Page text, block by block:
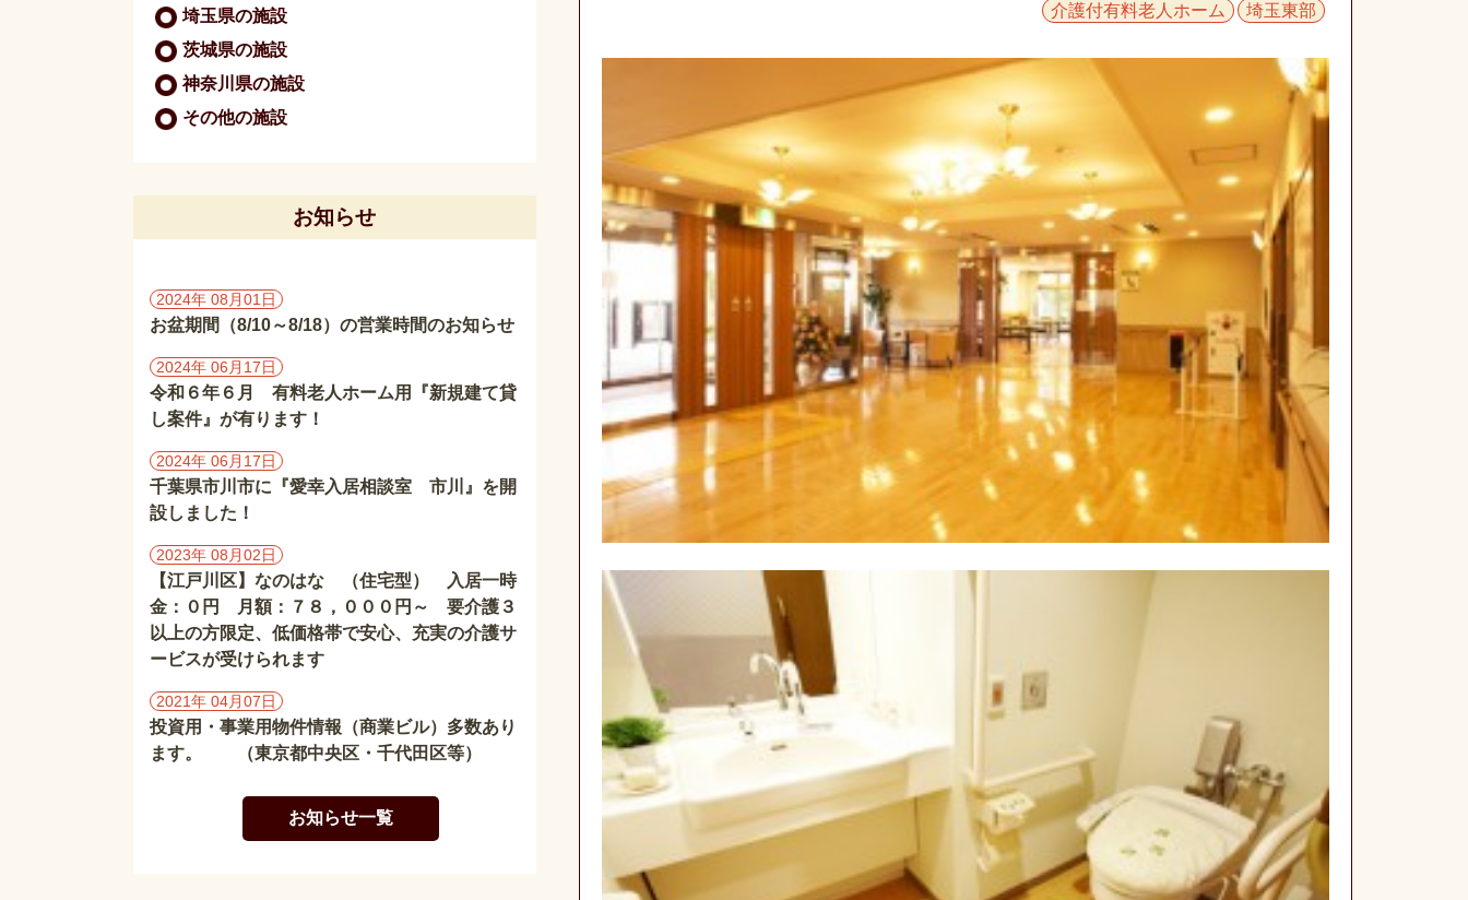
介護付有料老人ホーム 埼玉東部
埼玉県の施設
茨城県の施設
神奈川県の施設
その他の施設
お知らせ
2024年 08月01日
お盆期間（8/10～8/18）の営業時間のお知らせ
2024年 06月17日
令和６年６月 有料老人ホーム用『新規建て貸
し案件』が有ります！
2024年 06月17日
千葉県市川市に『愛幸入居相談室 市川』を開
設しました！
2023年 08月02日
【江戸川区】なのはな （住宅型） 入居一時
金：０円 月額：７８，０００円～ 要介護３
以上の方限定、低価格帯で安心、充実の介護サ
ービスが受けられます
2021年 04月07日
投資用・事業用物件情報（商業ビル）多数あり
ます。 （東京都中央区・千代田区等）
お知らせ一覧